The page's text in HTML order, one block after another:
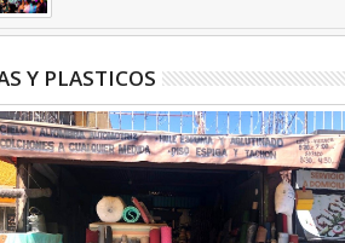
Y PLASTICOS